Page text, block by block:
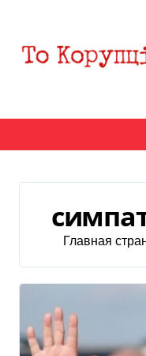
содержанию
Главная